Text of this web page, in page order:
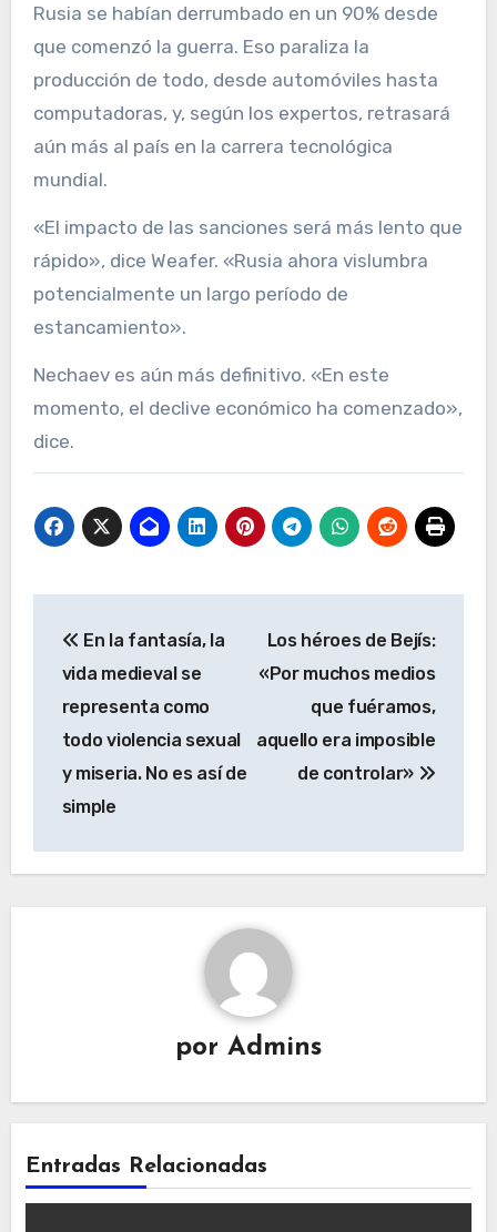
Rusia se habían derrumbado en un 90% desde
que comenzó la guerra. Eso paraliza la
producción de todo, desde automóviles hasta
computadoras, y, según los expertos, retrasará
aún más al país en la carrera tecnológica
mundial.
«El impacto de las sanciones será más lento que
rápido», dice Weafer. «Rusia ahora vislumbra
potencialmente un largo período de
estancamiento».
Nechaev es aún más definitivo. «En este
momento, el declive económico ha comenzado»,
dice.
de
entradas
En la fantasía, la
vida medieval se
representa como
todo violencia sexual
y miseria. No es así de
simple
Los héroes de Bejís:
«Por muchos medios
que fuéramos,
aquello era imposible
de controlar»
por Admins
Entradas Relacionadas